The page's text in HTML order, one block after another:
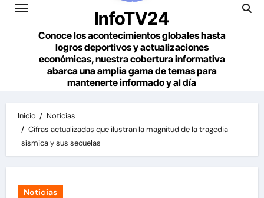
InfoTV24
Conoce los acontecimientos globales hasta
logros deportivos y actualizaciones
económicas, nuestra cobertura informativa
abarca una amplia gama de temas para
mantenerte informado y al día
Inicio
Noticias
Cifras actualizadas que ilustran la magnitud de la tragedia
sísmica y sus secuelas
Noticias